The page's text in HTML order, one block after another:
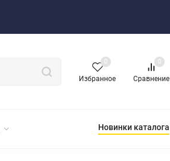
Избранное
0
Сравнение
0
Новинки каталога